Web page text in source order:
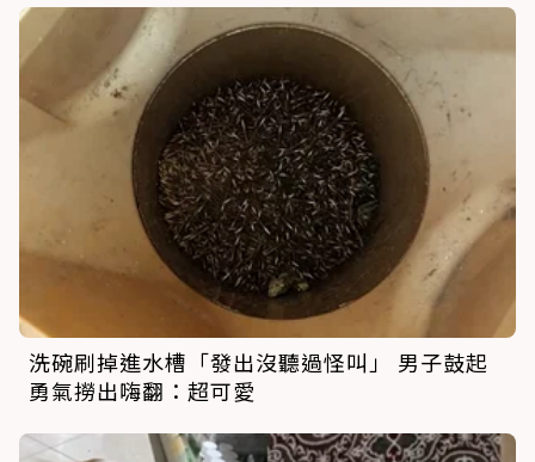
洗碗刷掉進水槽「發出沒聽過怪叫」 男子鼓起
勇氣撈出嗨翻：超可愛